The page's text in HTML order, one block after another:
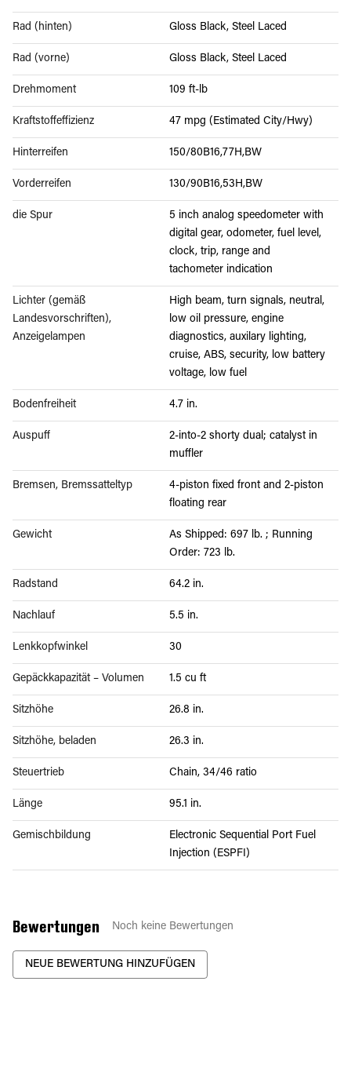
Rad (hinten) Gloss Black, Steel Laced
Rad (vorne) Gloss Black, Steel Laced
Drehmoment 109 ft-lb
Kraftstoffeffizienz 47 mpg (Estimated City/Hwy)
Hinterreifen 150/80B16,77H,BW
Vorderreifen 130/90B16,53H,BW
die Spur
5 inch analog speedometer with
digital gear, odometer, fuel level,
clock, trip, range and
tachometer indication
Lichter (gemäß
Landesvorschriften),
Anzeigelampen
High beam, turn signals, neutral,
low oil pressure, engine
diagnostics, auxilary lighting,
cruise, ABS, security, low battery
voltage, low fuel
Bodenfreiheit 4.7 in.
Auspuff
2-into-2 shorty dual; catalyst in
muffler
Bremsen, Bremssatteltyp
4-piston fixed front and 2-piston
floating rear
Gewicht
As Shipped: 697 lb. ; Running
Order: 723 lb.
Radstand 64.2 in.
Nachlauf 5.5 in.
Lenkkopfwinkel 30
Gepäckkapazität – Volumen 1.5 cu ft
Sitzhöhe 26.8 in.
Sitzhöhe, beladen 26.3 in.
Steuertrieb Chain, 34/46 ratio
Länge 95.1 in.
Gemischbildung
Electronic Sequential Port Fuel
Injection (ESPFI)
Bewertungen Noch keine Bewertungen
NEUE BEWERTUNG HINZUFÜGEN